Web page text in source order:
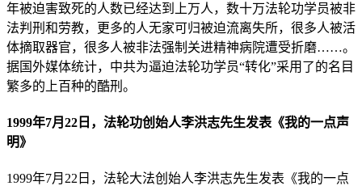
年被迫害致死的人数已经达到上万人，数十万法轮功学员被非
法判刑和劳教，更多的人无家可归被迫流离失所，很多人被活
体摘取器官，很多人被非法强制关进精神病院遭受折磨……。
据国外媒体统计，中共为逼迫法轮功学员“转化”采用了的名目
繁多的上百种的酷刑。
1999年7月22日，法轮功创始人李洪志先生发表《我的一点声
明》
1999年7月22日，法轮大法创始人李洪志先生发表《我的一点